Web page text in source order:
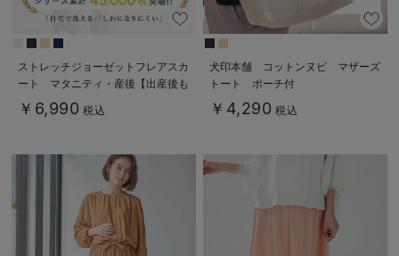
ストレッチジョーゼットフレアスカ
ート マタニティ・産後【出産後も
長く使える】
￥6,990 税込
犬印本舗 コットンヌビ マザーズ
トート ポーチ付
￥4,290 税込